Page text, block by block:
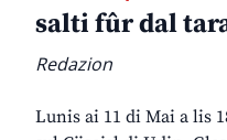
salti fûr dal
Redazion
Lunis ai 11 di Mai a lis